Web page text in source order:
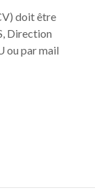
doit être
Direction
ou par mail